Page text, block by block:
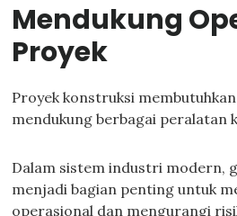
Mendukung
Proyek
Proyek konstruksi
mendukung berbagai peralatan
Dalam sistem industri modern,
menjadi bagian penting untuk
operasional dan mengurangi